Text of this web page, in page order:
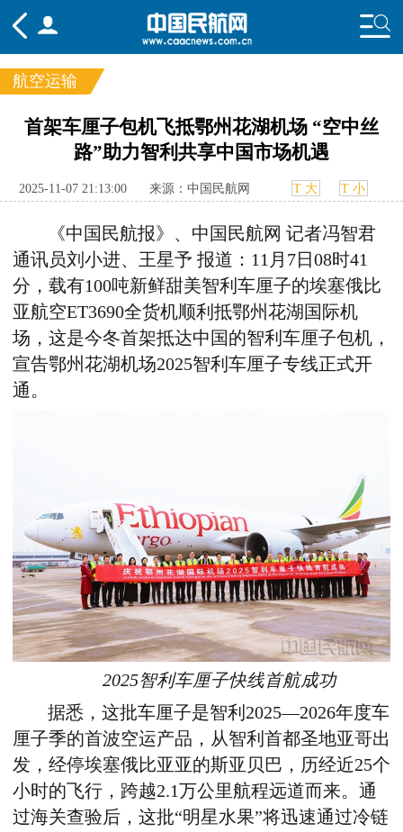
频道
要闻 国内 国际
航图 智库 专题 舆情
航空运输
首架车厘子包机飞抵鄂州花湖机场 “空中丝
路”助力智利共享中国市场机遇
2025-11-07 21:13:00 来源：中国民航网 T 大 T 小
《中国民航报》、中国民航网 记者冯智君
通讯员刘小进、王星予 报道： 11 月 7日 08时41
分，载有100吨新鲜甜美智利车厘子的埃塞俄比
亚航空ET3690全货机顺利抵鄂州花湖国际机
场，这是今冬首架抵达中国的智利车厘子包机，
宣告鄂州花湖机场2025智利车厘子专线正式开
通。
2025智利车厘子快线首航成功
据悉，这批车厘子是智利 2025—2026年度车
厘子季的首波空运产品，从智利首都圣地亚哥出
发，经停埃塞俄比亚亚的斯亚贝巴，历经近25个
小时的飞行，跨越2.1万公里航程远道而来。通
过海关查验后，这批“明星水果”将迅速通过冷链